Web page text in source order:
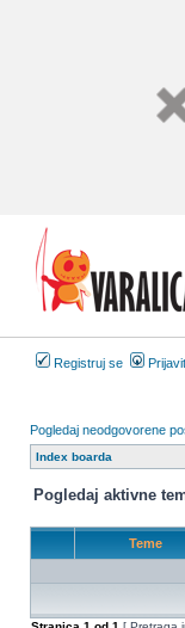
Registruj se
Pogledaj neodgovorene
Index boarda
Pogledaj aktivne
Teme